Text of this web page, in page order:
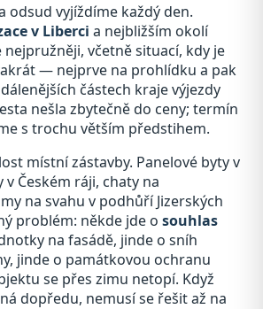
odsud vyjíždíme každý den.
v Liberci a nejbližším okolí
včetně situací, kdy je
— nejprve na prohlídku a pak
částech kraje výjezdy
nešla zbytečně do ceny; termín
s trochu větším předstihem.
místní zástavby. Panelové byty v
Českém ráji, chaty na
na svahu v podhůří Jizerských
problém: někde jde o souhlas
na fasádě, jinde o sníh
jinde o památkovou ochranu
se přes zimu netopí. Když
dopředu, nemusí se řešit až na